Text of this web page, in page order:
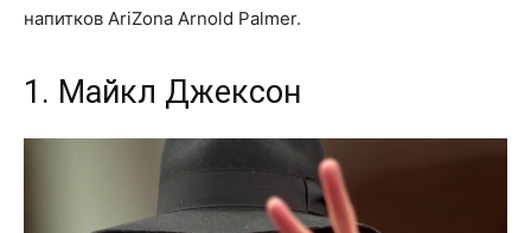
напитков AriZona Arnold Palmer.
1. Майкл Джексон